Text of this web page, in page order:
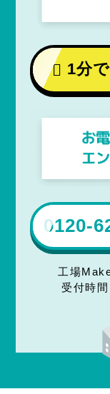
0120-
工場
受付時
1分